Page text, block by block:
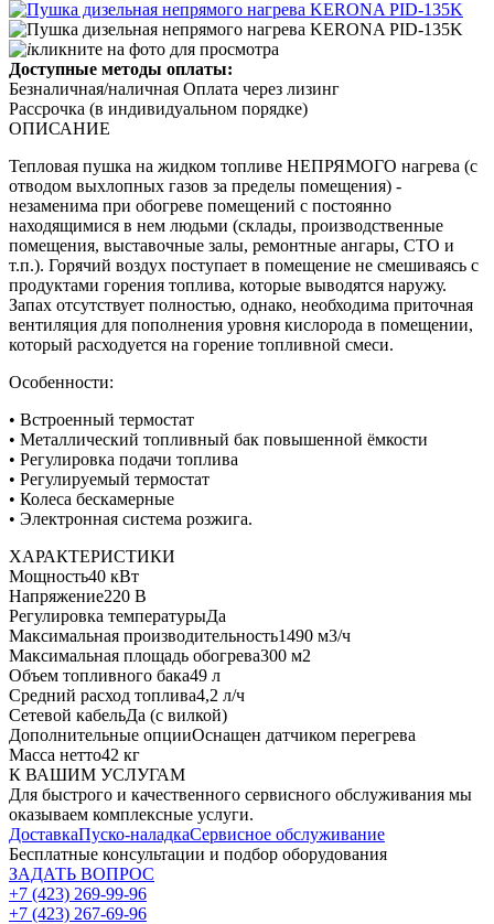
кликните на фото для просмотра
Доступные методы оплаты:
Безналичная/наличная Оплата через лизинг
Рассрочка (в индивидуальном порядке)
ОПИСАНИЕ
Тепловая пушка на жидком топливе НЕПРЯМОГО нагрева (с
отводом выхлопных газов за пределы помещения) -
незаменима при обогреве помещений с постоянно
находящимися в нем людьми (склады, производственные
помещения, выставочные залы, ремонтные ангары, СТО и
т.п.). Горячий воздух поступает в помещение не смешиваясь с
продуктами горения топлива, которые выводятся наружу.
Запах отсутствует полностью, однако, необходима приточная
вентиляция для пополнения уровня кислорода в помещении,
который расходуется на горение топливной смеси.
Особенности:
• Встроенный термостат
• Металлический топливный бак повышенной ёмкости
• Регулировка подачи топлива
• Регулируемый термостат
• Колеса бескамерные
• Электронная система розжига.
ХАРАКТЕРИСТИКИ
Мощность40 кВт
Напряжение220 В
Регулировка температурыДа
Максимальная производительность1490 м3/ч
Максимальная площадь обогрева300 м2
Объем топливного бака49 л
Средний расход топлива4,2 л/ч
Сетевой кабельДа (с вилкой)
Дополнительные опцииОснащен датчиком перегрева
Масса нетто42 кг
К ВАШИМ УСЛУГАМ
Для быстрого и качественного сервисного обслуживания мы
оказываем комплексные услуги.
ДоставкаПуско-наладкаСервисное обслуживание
Бесплатные консультации и подбор оборудования
ЗАДАТЬ ВОПРОС
+7 (423) 269-99-96
+7 (423) 267-69-96